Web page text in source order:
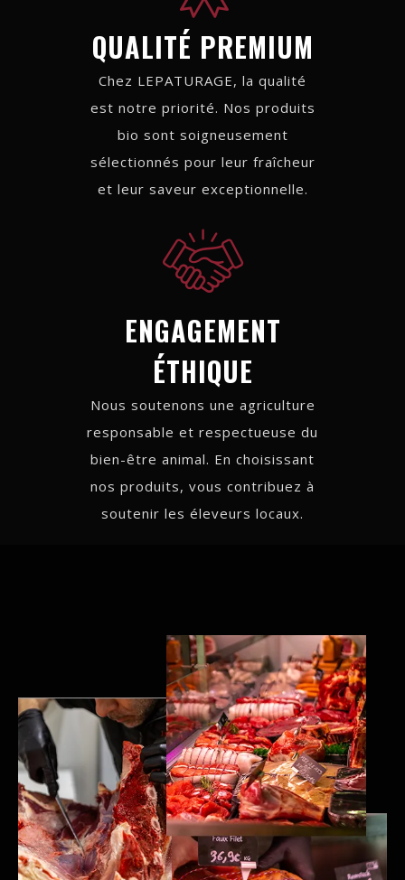
QUALITÉ PREMIUM
Chez LEPATURAGE, la qualité
est notre priorité. Nos produits
bio sont soigneusement
sélectionnés pour leur fraîcheur
et leur saveur exceptionnelle.
ENGAGEMENT
ÉTHIQUE
Nous soutenons une agriculture
responsable et respectueuse du
bien-être animal. En choisissant
nos produits, vous contribuez à
soutenir les éleveurs locaux.